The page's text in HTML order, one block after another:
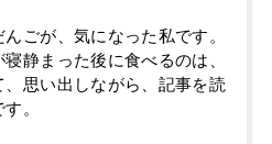
ごが、気になった私です。
静まった後に食べるのは、
思い出しながら、記事を読
。